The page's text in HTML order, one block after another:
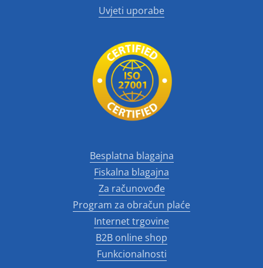
Uvjeti uporabe
Besplatna blagajna
Fiskalna blagajna
Za računovođe
Program za obračun plaće
Internet trgovine
B2B online shop
Funkcionalnosti